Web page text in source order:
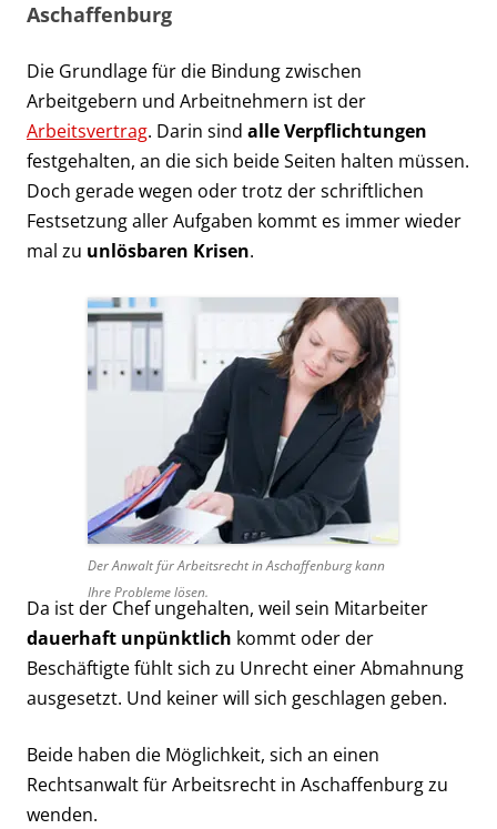
Aschaffenburg
Die Grundlage für die Bindung zwischen
Arbeitgebern und Arbeitnehmern ist der
Arbeitsvertrag. Darin sind alle Verpflichtungen
festgehalten, an die sich beide Seiten halten müssen.
Doch gerade wegen oder trotz der schriftlichen
Festsetzung aller Aufgaben kommt es immer wieder
mal zu unlösbaren Krisen.
Der Anwalt für Arbeitsrecht in Aschaffenburg kann
Ihre Probleme lösen.
Da ist der Chef ungehalten, weil sein Mitarbeiter
dauerhaft unpünktlich kommt oder der
Beschäftigte fühlt sich zu Unrecht einer Abmahnung
ausgesetzt. Und keiner will sich geschlagen geben.
Beide haben die Möglichkeit, sich an einen
Rechtsanwalt für Arbeitsrecht in Aschaffenburg zu
wenden.